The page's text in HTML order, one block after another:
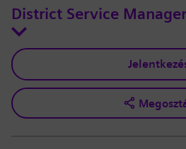
District Service Manager